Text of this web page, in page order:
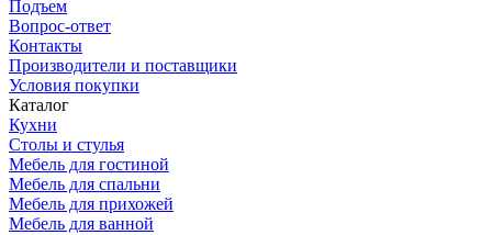
Подъем
Вопрос-ответ
Контакты
Производители и поставщики
Условия покупки
Каталог
Кухни
Столы и стулья
Мебель для гостиной
Мебель для спальни
Мебель для прихожей
Мебель для ванной